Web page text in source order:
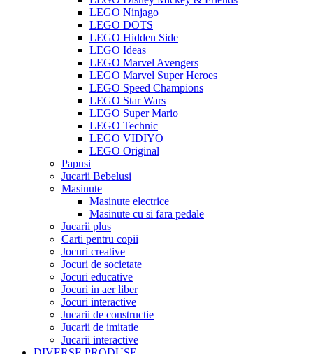
LEGO Ninjago
LEGO DOTS
LEGO Hidden Side
LEGO Ideas
LEGO Marvel Avengers
LEGO Marvel Super Heroes
LEGO Speed Champions
LEGO Star Wars
LEGO Super Mario
LEGO Technic
LEGO VIDIYO
LEGO Original
Papusi
Jucarii Bebelusi
Masinute
Masinute electrice
Masinute cu si fara pedale
Jucarii plus
Carti pentru copii
Jocuri creative
Jocuri de societate
Jocuri educative
Jocuri in aer liber
Jocuri interactive
Jucarii de constructie
Jucarii de imitatie
Jucarii interactive